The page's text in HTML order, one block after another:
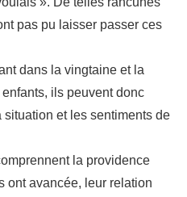
pas pu laisser passer ces
dans la vingtaine et la
ils peuvent donc
et les sentiments de
la providence
ont avancée, leur relation